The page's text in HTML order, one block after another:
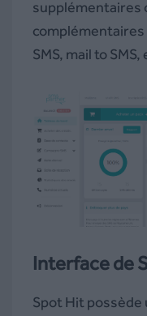
supplémentaires
SMS, mail to SMS,
Interface de
Spot Hit possède